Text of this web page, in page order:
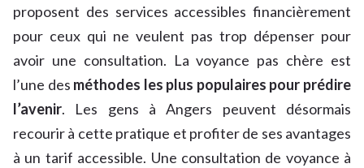
proposent des services accessibles financièrement
pour ceux qui ne veulent pas trop dépenser pour
avoir une consultation. La voyance pas chère est
l’une des méthodes les plus populaires pour prédire
l’avenir. Les gens à Angers peuvent désormais
recourir à cette pratique et profiter de ses avantages
à un tarif accessible. Une consultation de voyance à